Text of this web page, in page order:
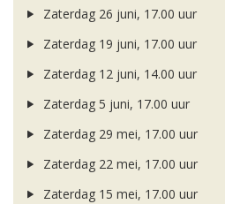
Zaterdag 26 juni, 17.00 uur
Zaterdag 19 juni, 17.00 uur
Zaterdag 12 juni, 14.00 uur
Zaterdag 5 juni, 17.00 uur
Zaterdag 29 mei, 17.00 uur
Zaterdag 22 mei, 17.00 uur
Zaterdag 15 mei, 17.00 uur